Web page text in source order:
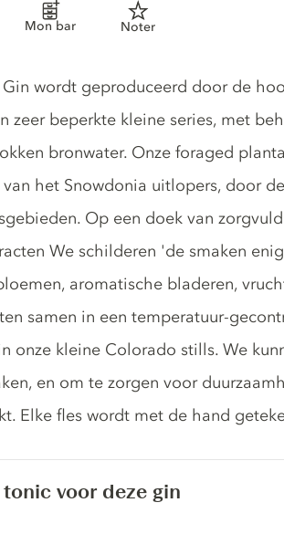
Mon bar Noter
wordt geproduceerd door de
zeer beperkte kleine series, met
bronwater. Onze foraged
het Snowdonia uitlopers, door
Op een doek van
We schilderen 'de smaken
aromatische bladeren,
samen in een temperatuur-
onze kleine Colorado stills. We
en om te zorgen voor
Elke fles wordt met de hand
voor deze gin